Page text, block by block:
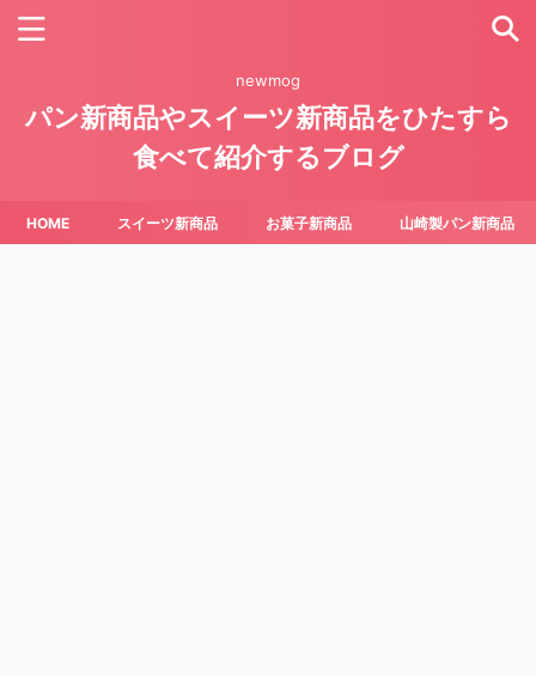
newmog
パン新商品やスイーツ新商品をひたすら
食べて紹介するブログ
HOME スイーツ新商品 お菓子新商品 山崎製パン新商品